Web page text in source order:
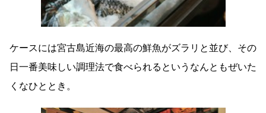
ケースには宮古島近海の最高の鮮魚がズラリと並び、その
日一番美味しい調理法で食べられるというなんともぜいた
くなひととき。